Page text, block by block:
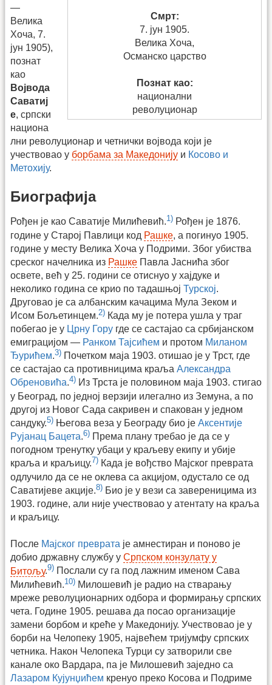
Смрт:
7. јун 1905.
Велика Хоча,
Османско царство
Познат као:
национални
револуционар
—
Велика
Хоча, 7.
јун 1905),
познат
као
Војвода
Саватиј
е, српски
национа
лни револуционар и четнички војвода који је
учествовао у борбама за Македонију и Косово и
Метохију.
Биографија
Рођен је као Саватије Милићевић.1) Рођен је 1876.
године у Старој Павлици код Рашке, а погинуо 1905.
године у месту Велика Хоча у Подрими. Због убиства
среског начелника из Рашке Павла Јаснића због
освете, већ у 25. години се отиснуо у хајдуке и
неколико година се крио по тадашњој Турској.
Друговао је са албанским качацима Мула Зеком и
Исом Бољетинцем.2) Када му је потера ушла у траг
побегао је у Црну Гору где се састајао са србијанском
емиграцијом — Ранком Тајсићем и протом Миланом
Ђурићем.3) Почетком маја 1903. отишао је у Трст, где
се састајао са противницима краља Александра
Обреновића.4) Из Трста је половином маја 1903. стигао
у Београд, по једној верзији илегално из Земуна, а по
другој из Новог Сада сакривен и спакован у једном
сандуку.5) Његова веза у Београду био је Аксентије
Рујанац Бацета.6) Према плану требао је да се у
погодном тренутку убаци у краљеву екипу и убије
краља и краљицу.7) Када је вођство Мајског преврата
одлучило да се не оклева са акцијом, одустало се од
Саватијеве акције.8) Био је у вези са завереницима из
1903. године, али није учествовао у атентату на краља
и краљицу.
После Мајског преврата је амнестиран и поново је
добио државну службу у Српском конзулату у
Битољу.9) Послали су га под лажним именом Сава
Милићевић.10) Милошевић је радио на стварању
мреже револуционарних одбора и формирању српских
чета. Године 1905. решава да посао организације
замени борбом и креће у Македонију. Учествовао је у
борби на Челопеку 1905, највећем тријумфу српских
четника. Након Челопека Турци су затворили све
канале око Вардара, па је Милошевић заједно са
Лазаром Кујунџићем кренуо преко Косова и Подриме